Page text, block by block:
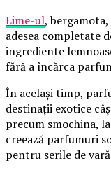
Lime-ul,
adesea completate
ingrediente
fără a încărca
În același timp,
destinații exotice
precum smochina,
creează parfumuri
pentru serile de